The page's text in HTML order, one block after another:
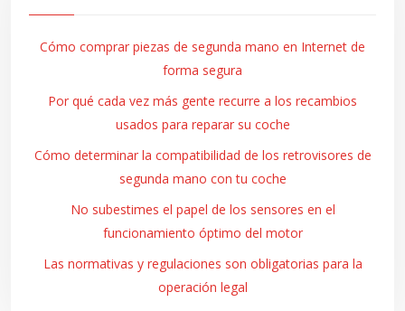
Cómo comprar piezas de segunda mano en Internet de
forma segura
Por qué cada vez más gente recurre a los recambios
usados para reparar su coche
Cómo determinar la compatibilidad de los retrovisores de
segunda mano con tu coche
No subestimes el papel de los sensores en el
funcionamiento óptimo del motor
Las normativas y regulaciones son obligatorias para la
operación legal